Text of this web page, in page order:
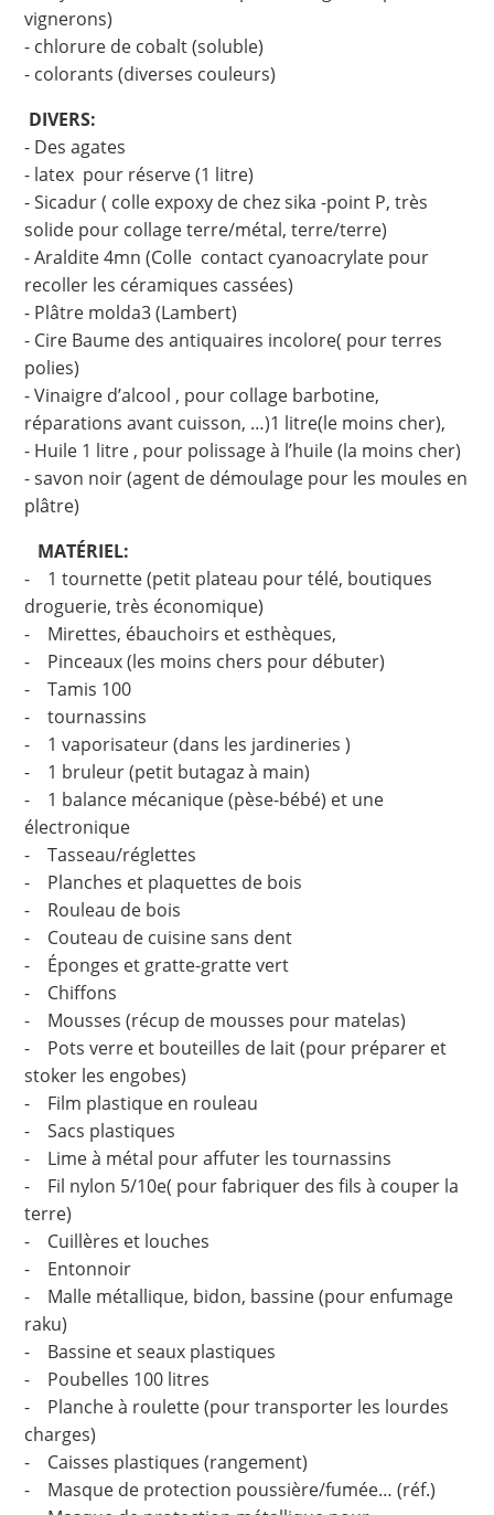
vignerons)
- chlorure de cobalt (soluble)
- colorants (diverses couleurs)
DIVERS:
- Des agates
- latex pour réserve (1 litre)
- Sicadur ( colle expoxy de chez sika -point P, très
solide pour collage terre/métal, terre/terre)
- Araldite 4mn (Colle contact cyanoacrylate pour
recoller les céramiques cassées)
- Plâtre molda3 (Lambert)
- Cire Baume des antiquaires incolore( pour terres
polies)
- Vinaigre d’alcool , pour collage barbotine,
réparations avant cuisson, …)1 litre(le moins cher),
- Huile 1 litre , pour polissage à l’huile (la moins cher)
- savon noir (agent de démoulage pour les moules en
plâtre)
MATÉRIEL:
- 1 tournette (petit plateau pour télé, boutiques
droguerie, très économique)
- Mirettes, ébauchoirs et esthèques,
- Pinceaux (les moins chers pour débuter)
- Tamis 100
- tournassins
- 1 vaporisateur (dans les jardineries )
- 1 bruleur (petit butagaz à main)
- 1 balance mécanique (pèse-bébé) et une
électronique
- Tasseau/réglettes
- Planches et plaquettes de bois
- Rouleau de bois
- Couteau de cuisine sans dent
- Éponges et gratte-gratte vert
- Chiffons
- Mousses (récup de mousses pour matelas)
- Pots verre et bouteilles de lait (pour préparer et
stoker les engobes)
- Film plastique en rouleau
- Sacs plastiques
- Lime à métal pour affuter les tournassins
- Fil nylon 5/10e( pour fabriquer des fils à couper la
terre)
- Cuillères et louches
- Entonnoir
- Malle métallique, bidon, bassine (pour enfumage
raku)
- Bassine et seaux plastiques
- Poubelles 100 litres
- Planche à roulette (pour transporter les lourdes
charges)
- Caisses plastiques (rangement)
- Masque de protection poussière/fumée… (réf.)